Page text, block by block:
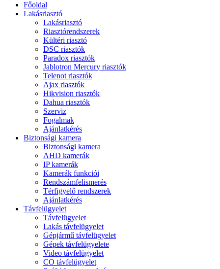
Főoldal
Lakásriasztó
Lakásriasztó
Riasztórendszerek
Kültéri riasztó
DSC riasztók
Paradox riasztók
Jablotron Mercury riasztók
Telenot riasztók
Ajax riasztók
Hikvision riasztók
Dahua riasztók
Szerviz
Fogalmak
Ajánlatkérés
Biztonsági kamera
Biztonsági kamera
AHD kamerák
IP kamerák
Kamerák funkciói
Rendszámfelismerés
Térfigyelő rendszerek
Ajánlatkérés
Távfelügyelet
Távfelügyelet
Lakás távfelügyelet
Gépjármű távfelügyelet
Gépek távfelügyelete
Video távfelügyelet
CO távfelügyelet